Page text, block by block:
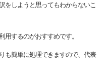
をしようと思ってもわからないこ
するのがおすすめです。
も簡単に処理できますので、代表